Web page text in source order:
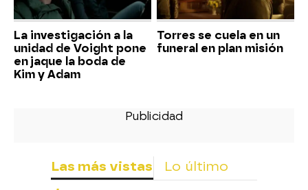
La investigación a la
unidad de Voight pone
en jaque la boda de
Kim y Adam
Torres se cuela en un
funeral en plan misión
Las más vistas Lo último